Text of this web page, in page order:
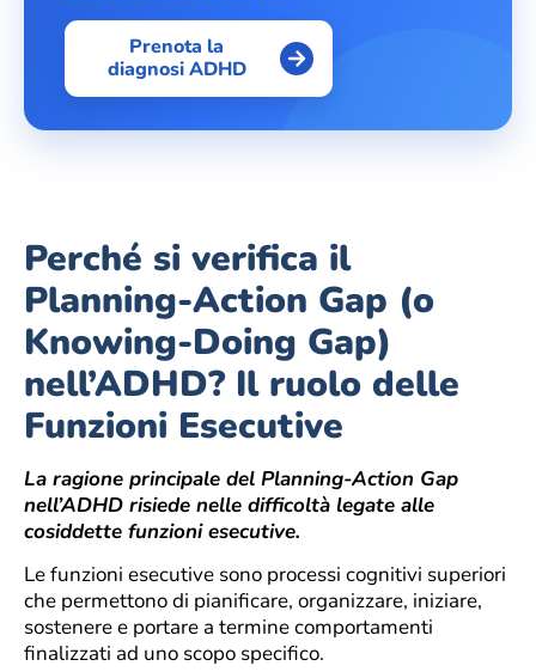
Prenota la
diagnosi ADHD
Perché si verifica il
Planning-Action Gap (o
Knowing-Doing Gap)
nell’ADHD? Il ruolo delle
Funzioni Esecutive
La ragione principale del Planning-Action Gap
nell’ADHD risiede nelle difficoltà legate alle
cosiddette funzioni esecutive.
Le funzioni esecutive sono processi cognitivi superiori
che permettono di pianificare, organizzare, iniziare,
sostenere e portare a termine comportamenti
finalizzati ad uno scopo specifico.